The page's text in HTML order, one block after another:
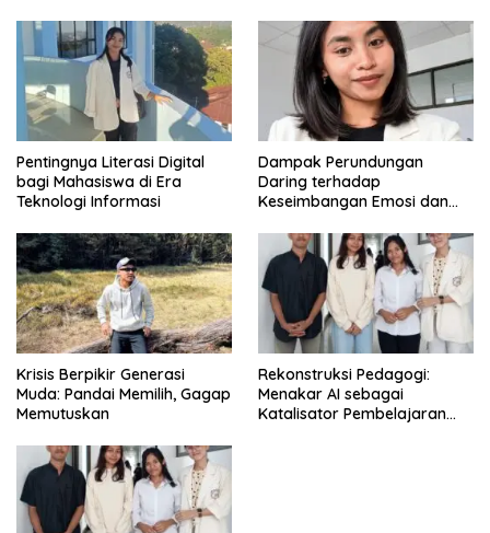
Pentingnya Literasi Digital
bagi Mahasiswa di Era
Teknologi Informasi
Dampak Perundungan
Daring terhadap
Keseimbangan Emosi dan
Krisis Berpikir Generasi
Muda: Pandai Memilih, Gagap
Memutuskan
Rekonstruksi Pedagogi:
Menakar AI sebagai
Katalisator Pembelajaran